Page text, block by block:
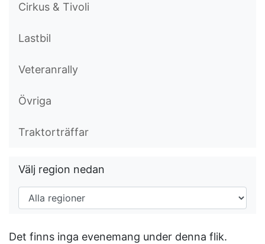
Cirkus & Tivoli
Lastbil
Veteranrally
Övriga
Traktorträffar
Välj region nedan
Det finns inga evenemang under denna flik.